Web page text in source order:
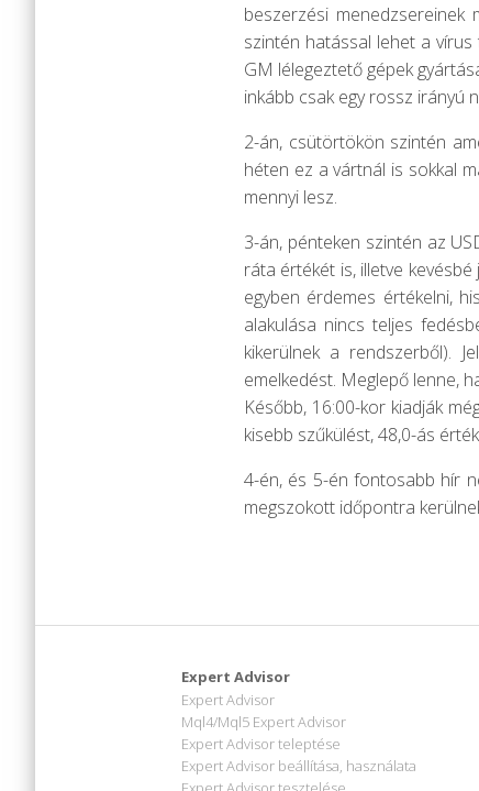
beszerzési
szintén hatással lehet a
GM lélegeztető gépek
inkább csak egy rossz irányú
2-án, csütörtökön szintén
héten ez a vártnál is sokkal
mennyi lesz.
3-án, pénteken szintén az
ráta értékét is, illetve
egyben érdemes értékelni,
alakulása nincs teljes
kikerülnek a rendszerből).
emelkedést. Meglepő lenne,
Később, 16:00-kor kiadják
kisebb szűkülést, 48,0-ás
4-én, és 5-én fontosabb hír
megszokott időpontra
Expert Advisor
Expert Advisor
Mql4/Mql5 Expert Advisor
Expert Advisor teleptése
Expert Advisor beállítása, használata